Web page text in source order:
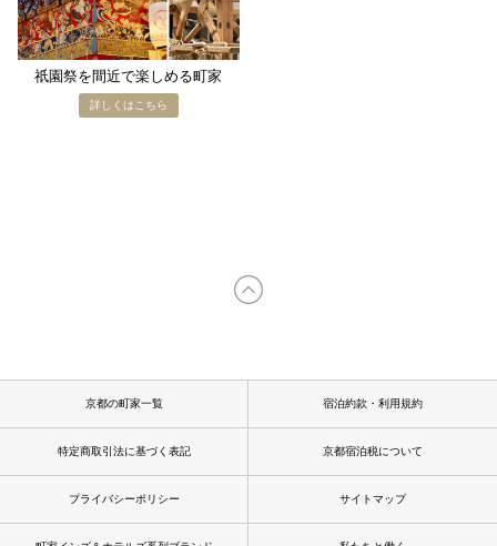
祇園祭を​間近で​楽しめる​町家
京都の町家一覧 宿泊約款・利用規約
特定商取引法に基づく表記 京都宿泊税について
プライバシーポリシー サイトマップ